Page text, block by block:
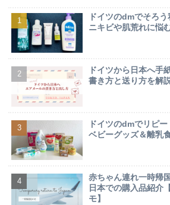
ドイツのdmでそろ
ニキビや肌荒れに悩
ドイツから日本へ手
書き方と送り方を解
ドイツのdmでリピ
ベビーグッズ＆離乳
赤ちゃん連れ一時帰
日本での購入品紹介
モ】